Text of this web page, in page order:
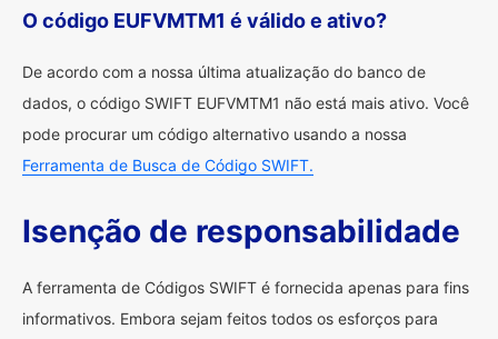
O código EUFVMTM1 é válido e ativo?
De acordo com a nossa última atualização do banco de
dados, o código SWIFT EUFVMTM1 não está mais ativo. Você
pode procurar um código alternativo usando a nossa
Ferramenta de Busca de Código SWIFT.
Isenção de responsabilidade
A ferramenta de Códigos SWIFT é fornecida apenas para fins
informativos. Embora sejam feitos todos os esforços para